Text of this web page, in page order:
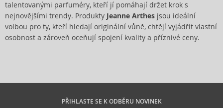
talentovanými parfuméry, kteří jí pomáhají držet krok s
nejnovějšími trendy. Produkty Jeanne Arthes jsou ideální
volbou pro ty, kteří hledají originální vůně, chtějí vyjádřit vlastní
osobnost a zároveň oceňují spojení kvality a příznivé ceny.
PŘIHLASTE SE K ODBĚRU NOVINEK